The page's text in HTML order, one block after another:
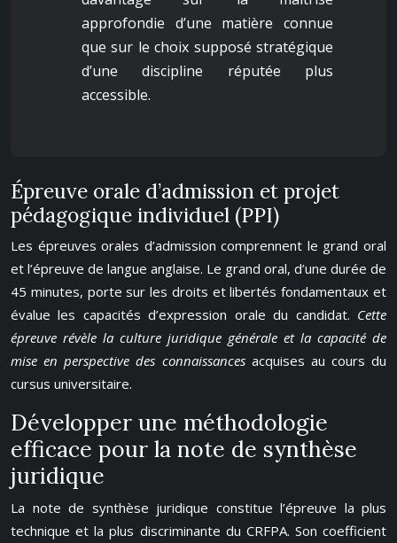
approfondie d’une matière connue
que sur le choix supposé stratégique
d’une discipline réputée plus
accessible.
Épreuve orale d’admission et projet
pédagogique individuel (PPI)
Les épreuves orales d’admission comprennent le grand oral
et l’épreuve de langue anglaise. Le grand oral, d’une durée de
45 minutes, porte sur les droits et libertés fondamentaux et
évalue les capacités d’expression orale du candidat. Cette
épreuve révèle la culture juridique générale et la capacité de
mise en perspective des connaissances acquises au cours du
cursus universitaire.
Développer une méthodologie
efficace pour la note de synthèse
juridique
La note de synthèse juridique constitue l’épreuve la plus
technique et la plus discriminante du CRFPA. Son coefficient